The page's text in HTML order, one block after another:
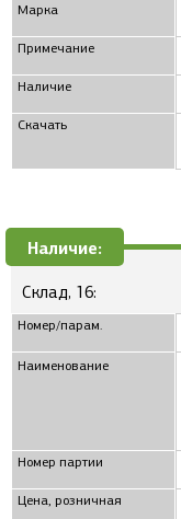
Марка
Примечание
Наличие
Скачать
Наличие:
Склад, 16:
Номер/парам.
Наименование
Номер партии
Цена, розничная